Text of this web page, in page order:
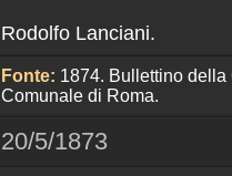
Rodolfo Lanciani.
Fonte: 1874. Bullettino
Comunale di Roma.
20/5/1873